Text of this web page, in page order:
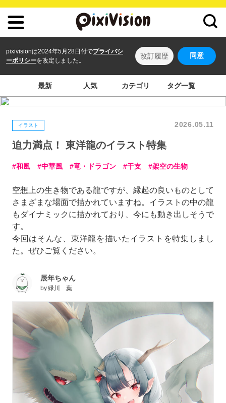
pixivisionは2024年5月28日付でプライバシ
ーポリシーを改定しました。
改訂履歴 同意
最新 人気 カテゴリ タグ一覧
イラスト 2026.05.11
迫力満点！ 東洋龍のイラスト特集
和風 中華風 竜・ドラゴン 干支 架空の生物
空想上の生き物である龍ですが、縁起の良いものとして
さまざまな場面で描かれていますね。イラストの中の龍
もダイナミックに描かれており、今にも動き出しそうで
す。
今回はそんな、東洋龍を描いたイラストを特集しまし
た。ぜひご覧ください。
辰年ちゃん
by緑川 葉